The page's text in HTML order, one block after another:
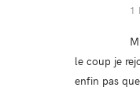
1
le coup je
enfin pas